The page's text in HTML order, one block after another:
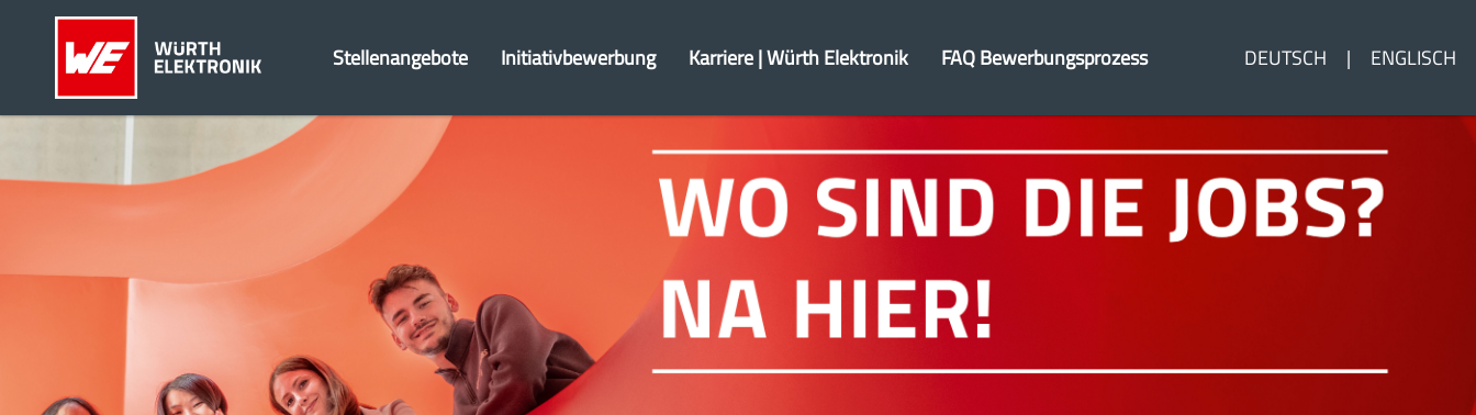
DEUTSCH ENGLISCH
Stellenangebote Initiativbewerbung Karriere | Würth Elektronik FAQ Bewerbungsprozess